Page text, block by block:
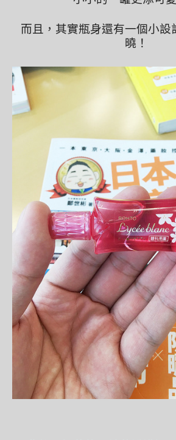
而且，其實瓶身還有一個小設
曉！